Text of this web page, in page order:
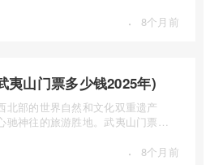
· 8个月前
夷山门票多少钱2025年)
北部的世界自然和文化双重遗产
驰神往的旅游胜地。武夷山门票多
· 8个月前